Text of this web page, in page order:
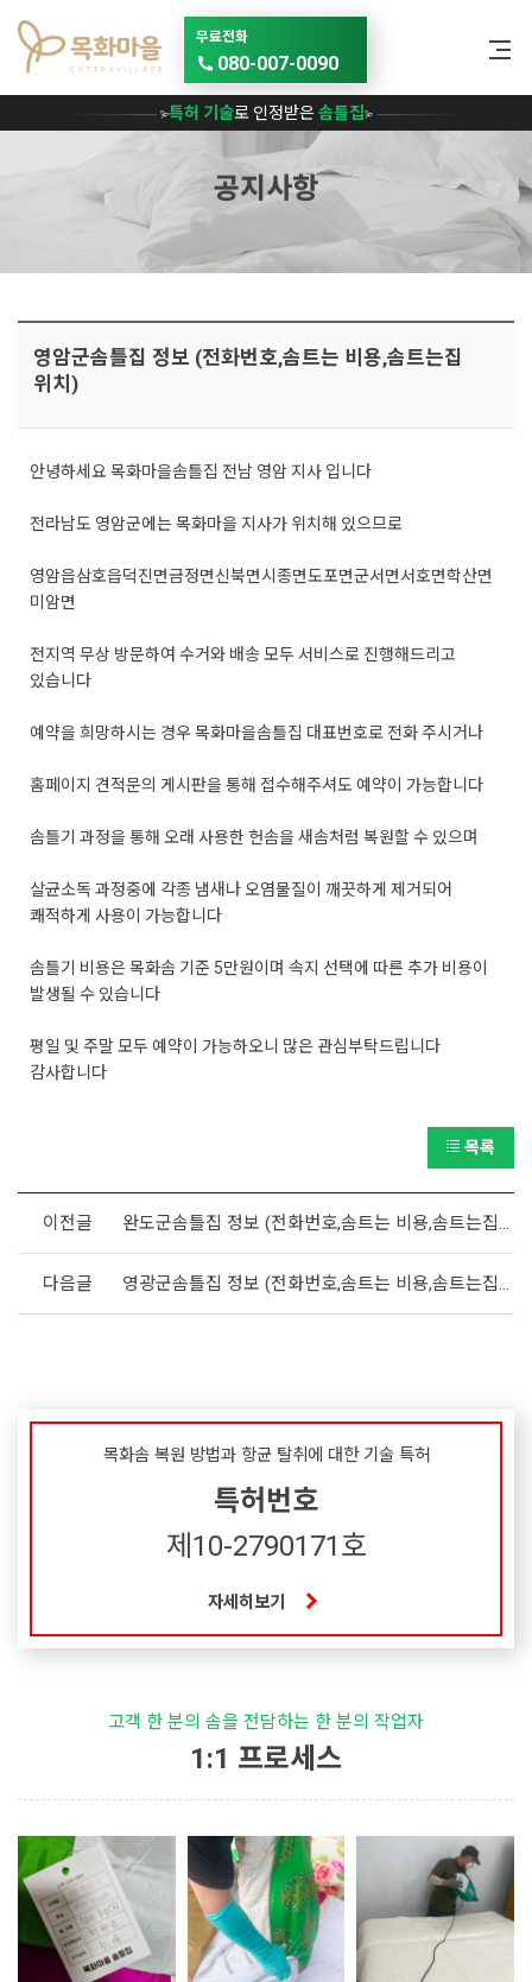
메뉴 건너뛰기
무료전화
080-007-0090
특허 기술로 인정받은솜틀집
공지사항
영암군솜틀집 정보 (전화번호,솜트는 비용,솜트는집
위치)
안녕하세요 목화마을솜틀집 전남 영암 지사 입니다
전라남도 영암군에는 목화마을 지사가 위치해 있으므로
영암읍삼호읍덕진면금정면신북면시종면도포면군서면서호면학산면
미암면
전지역 무상 방문하여 수거와 배송 모두 서비스로 진행해드리고
있습니다
예약을 희망하시는 경우 목화마을솜틀집 대표번호로 전화 주시거나
홈페이지 견적문의 게시판을 통해 접수해주셔도 예약이 가능합니다
솜틀기 과정을 통해 오래 사용한 헌솜을 새솜처럼 복원할 수 있으며
살균소독 과정중에 각종 냄새나 오염물질이 깨끗하게 제거되어
쾌적하게 사용이 가능합니다
솜틀기 비용은 목화솜 기준 5만원이며 속지 선택에 따른 추가 비용이
발생될 수 있습니다
평일 및 주말 모두 예약이 가능하오니 많은 관심부탁드립니다
감사합니다
목록
이전글 완도군솜틀집 정보 (전화번호,솜트는 비용,솜트는집 위치)
다음글 영광군솜틀집 정보 (전화번호,솜트는 비용,솜트는집 위치)
목화솜 복원 방법과 항균 탈취에 대한 기술 특허
특허번호
제10-2790171호
자세히보기
고객 한 분의 솜을 전담하는 한 분의 작업자
1:1 프로세스